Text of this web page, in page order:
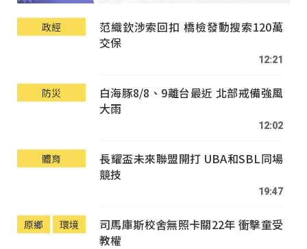
政經
范織欽涉索回扣 橋檢發動搜索120萬
交保
12:21
防災
白海豚8/8、9離台最近 北部戒備強風
大雨
12:02
體育
長耀盃未來聯盟開打 UBA和SBL同場
競技
19:47
原鄉 環境
司馬庫斯校舍無照卡關22年 衝擊童受
教權